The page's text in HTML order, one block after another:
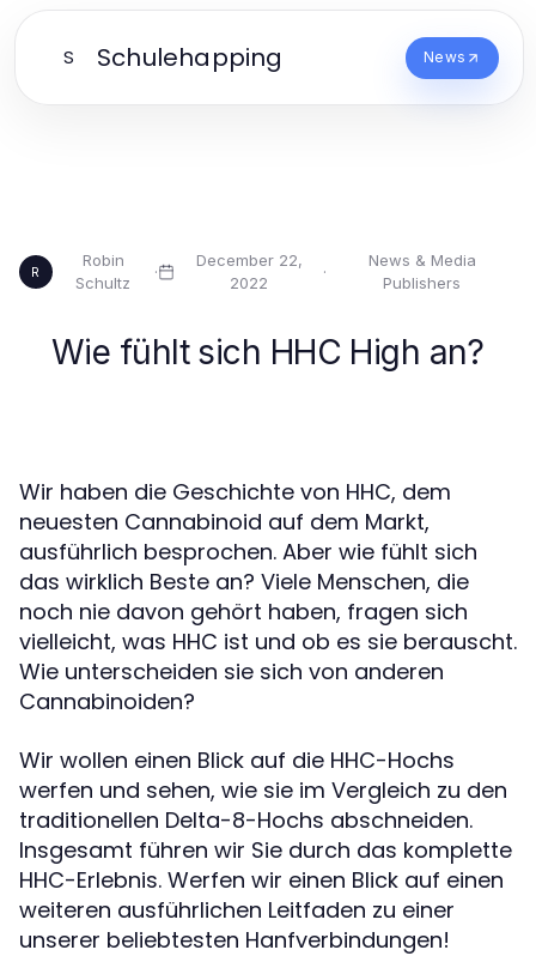
S Schulehapping News
R
Robin
Schultz
·
December 22,
2022
·
News & Media
Publishers
Wie fühlt sich HHC High an?
Wir haben die Geschichte von HHC, dem
neuesten Cannabinoid auf dem Markt,
ausführlich besprochen. Aber wie fühlt sich
das wirklich Beste an? Viele Menschen, die
noch nie davon gehört haben, fragen sich
vielleicht, was HHC ist und ob es sie berauscht.
Wie unterscheiden sie sich von anderen
Cannabinoiden?
Wir wollen einen Blick auf die HHC-Hochs
werfen und sehen, wie sie im Vergleich zu den
traditionellen Delta-8-Hochs abschneiden.
Insgesamt führen wir Sie durch das komplette
HHC-Erlebnis. Werfen wir einen Blick auf einen
weiteren ausführlichen Leitfaden zu einer
unserer beliebtesten Hanfverbindungen!